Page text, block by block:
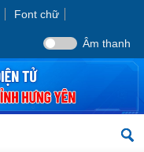
Font chữ
Âm thanh